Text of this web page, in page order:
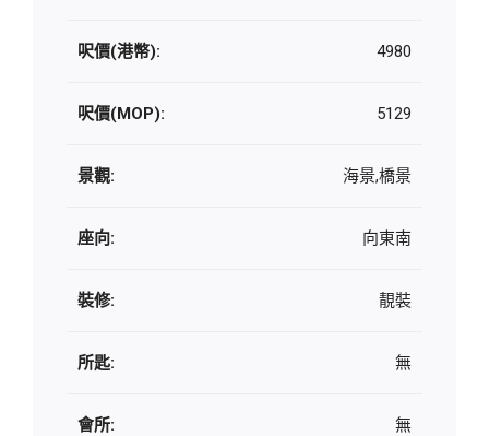
呎價(港幣): 4980
呎價(MOP): 5129
景觀: 海景,橋景
座向: 向東南
裝修: 靚裝
所匙: 無
會所: 無